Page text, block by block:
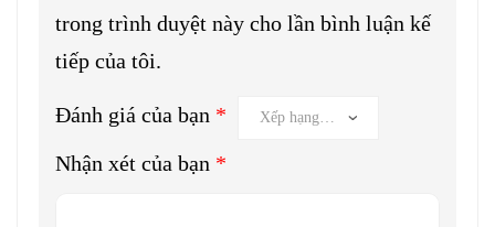
trong trình duyệt này cho lần bình luận kế
tiếp của tôi.
Đánh giá của bạn *
Nhận xét của bạn *